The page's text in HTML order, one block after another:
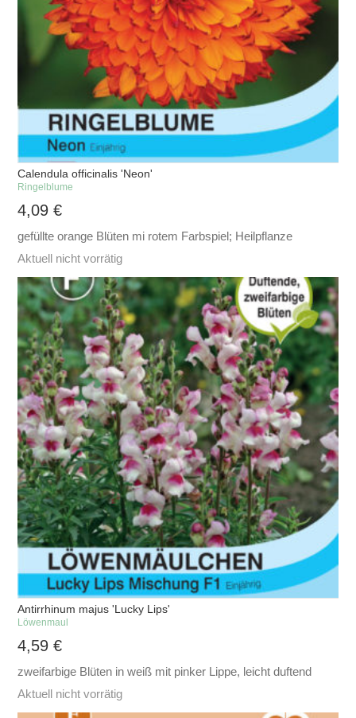
Calendula officinalis 'Neon'
Ringelblume
4,09€
gefüllte orange Blüten mi rotem Farbspiel; Heilpflanze
Aktuell nicht vorrätig
Antirrhinum majus 'Lucky Lips'
Löwenmaul
4,59€
zweifarbige Blüten in weiß mit pinker Lippe, leicht duftend
Aktuell nicht vorrätig